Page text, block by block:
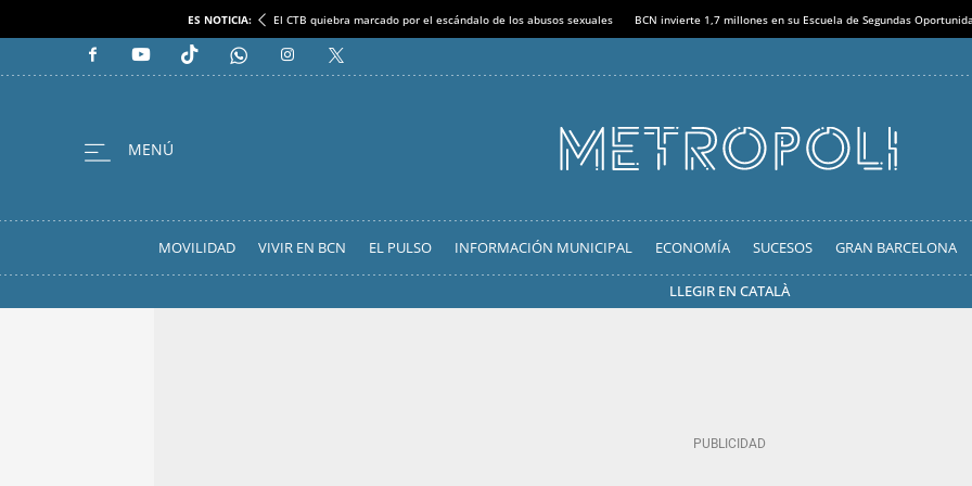
ES NOTICIA: El CTB quiebra marcado por el escándalo de los abusos sexuales BCN invierte 1,7 millones en su Escuela de Segundas
MOVILIDAD VIVIR EN BCN EL PULSO INFORMACIÓN MUNICIPAL ECONOMÍA SUCESOS GRAN BARCELONA
LLEGIR EN CATALÀ